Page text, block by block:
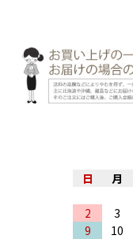
日
月
2
3
9
10